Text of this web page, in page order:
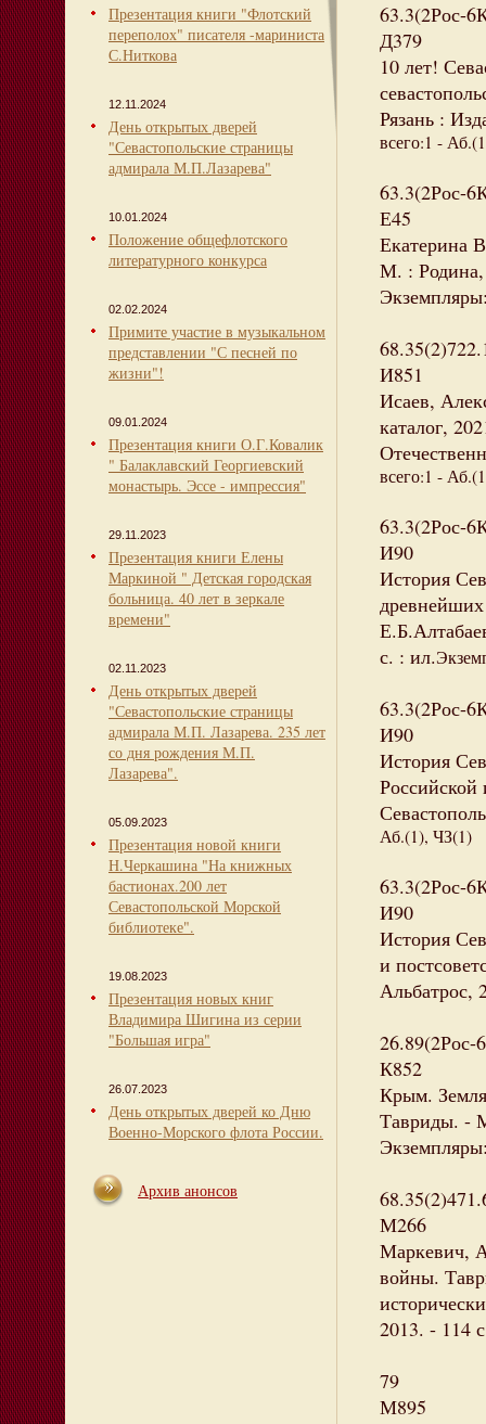
Презентация книги "Флотский
переполох" писателя -мариниста
С.Ниткова
12.11.2024
День открытых дверей
"Севастопольские страницы
адмирала М.П.Лазарева"
10.01.2024
Положение общефлотского
литературного конкурса
02.02.2024
Примите участие в музыкальном
представлении "С песней по
жизни"!
09.01.2024
Презентация книги О.Г.Ковалик
" Балаклавский Георгиевский
монастырь. Эссе - импрессия"
29.11.2023
Презентация книги Елены
Маркиной " Детская городская
больница. 40 лет в зеркале
времени"
02.11.2023
День открытых дверей
"Севастопольские страницы
адмирала М.П. Лазарева. 235 лет
со дня рождения М.П.
Лазарева".
05.09.2023
Презентация новой книги
Н.Черкашина "На книжных
бастионах.200 лет
Севастопольской Морской
библиотеке".
19.08.2023
Презентация новых книг
Владимира Шигина из серии
"Большая игра"
26.07.2023
День открытых дверей ко Дню
Военно-Морского флота России.
Архив анонсов
63.3(2Рос-
Д379
10 лет!
Рязань :
всего:1 -
63.3(2Рос-
Е45
Екатерина
М. : Родина,
И851
Исаев,
каталог,
всего:1 -
63.3(2Рос-
И90
История
с. : ил.
63.3(2Рос-
И90
История
Аб.(1), ЧЗ(1)
63.3(2Рос-
И90
История
и
Альбатрос,
26.89(2Рос-
К852
Крым.
Тавриды. -
М266
Маркевич,
войны.
2013. - 114
79
М895